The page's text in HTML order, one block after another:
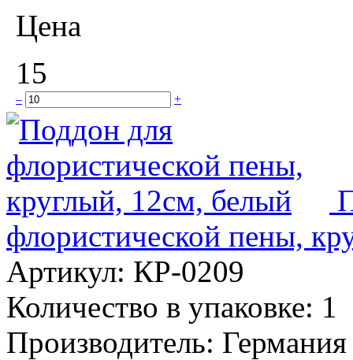
Цена
15
– +
флористической пены,
Артикул: КР-0209
Количество в упаковке: 1
Производитель: Германия